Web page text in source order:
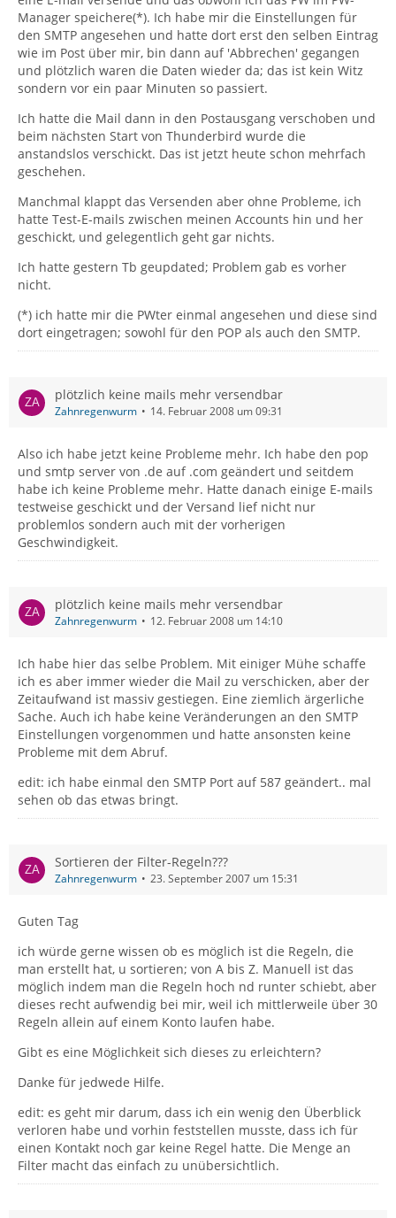
Manager speichere(*). Ich habe mir die Einstellungen für
den SMTP angesehen und hatte dort erst den selben Eintrag
wie im Post über mir, bin dann auf 'Abbrechen' gegangen
und plötzlich waren die Daten wieder da; das ist kein Witz
sondern vor ein paar Minuten so passiert.
Ich hatte die Mail dann in den Postausgang verschoben und
beim nächsten Start von Thunderbird wurde die
anstandslos verschickt. Das ist jetzt heute schon mehrfach
geschehen.
Manchmal klappt das Versenden aber ohne Probleme, ich
hatte Test-E-mails zwischen meinen Accounts hin und her
geschickt, und gelegentlich geht gar nichts.
Ich hatte gestern Tb geupdated; Problem gab es vorher
nicht.
(*) ich hatte mir die PWter einmal angesehen und diese sind
dort eingetragen; sowohl für den POP als auch den SMTP.
plötzlich keine mails mehr versendbar
Zahnregenwurm 14. Februar 2008 um 09:31
Also ich habe jetzt keine Probleme mehr. Ich habe den pop
und smtp server von .de auf .com geändert und seitdem
habe ich keine Probleme mehr. Hatte danach einige E-mails
testweise geschickt und der Versand lief nicht nur
problemlos sondern auch mit der vorherigen
Geschwindigkeit.
plötzlich keine mails mehr versendbar
Zahnregenwurm 12. Februar 2008 um 14:10
Ich habe hier das selbe Problem. Mit einiger Mühe schaffe
ich es aber immer wieder die Mail zu verschicken, aber der
Zeitaufwand ist massiv gestiegen. Eine ziemlich ärgerliche
Sache. Auch ich habe keine Veränderungen an den SMTP
Einstellungen vorgenommen und hatte ansonsten keine
Probleme mit dem Abruf.
edit: ich habe einmal den SMTP Port auf 587 geändert.. mal
sehen ob das etwas bringt.
Sortieren der Filter-Regeln???
Zahnregenwurm 23. September 2007 um 15:31
Guten Tag
ich würde gerne wissen ob es möglich ist die Regeln, die
man erstellt hat, u sortieren; von A bis Z. Manuell ist das
möglich indem man die Regeln hoch nd runter schiebt, aber
dieses recht aufwendig bei mir, weil ich mittlerweile über 30
Regeln allein auf einem Konto laufen habe.
Gibt es eine Möglichkeit sich dieses zu erleichtern?
Danke für jedwede Hilfe.
edit: es geht mir darum, dass ich ein wenig den Überblick
verloren habe und vorhin feststellen musste, dass ich für
einen Kontakt noch gar keine Regel hatte. Die Menge an
Filter macht das einfach zu unübersichtlich.